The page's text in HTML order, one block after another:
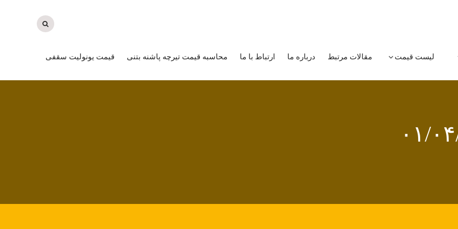
لیست قیمت مقالات مرتبط درباره ما ارتباط با ما محاسبه قیمت تیرچه پاشنه بتنی قیمت یونولیت سقفی